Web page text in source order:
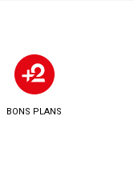
BONS PLANS